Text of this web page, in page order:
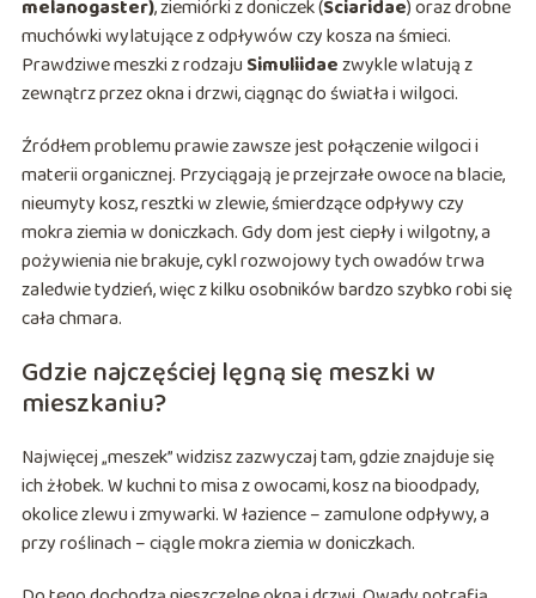
melanogaster), ziemiórki z doniczek (Sciaridae) oraz drobne
muchówki wylatujące z odpływów czy kosza na śmieci.
Prawdziwe meszki z rodzajuSimuliidaezwykle wlatują z
zewnątrz przez okna i drzwi, ciągnąc do światła i wilgoci.
Źródłem problemu prawie zawsze jest połączenie wilgoci i
materii organicznej. Przyciągają je przejrzałe owoce na blacie,
nieumyty kosz, resztki w zlewie, śmierdzące odpływy czy
mokra ziemia w doniczkach. Gdy dom jest ciepły i wilgotny, a
pożywienia nie brakuje, cykl rozwojowy tych owadów trwa
zaledwie tydzień, więc z kilku osobników bardzo szybko robi się
cała chmara.
Gdzie najczęściej lęgną się meszki w
mieszkaniu?
Najwięcej „meszek” widzisz zazwyczaj tam, gdzie znajduje się
ich żłobek. W kuchni to misa z owocami, kosz na bioodpady,
okolice zlewu i zmywarki. W łazience – zamulone odpływy, a
przy roślinach – ciągle mokra ziemia w doniczkach.